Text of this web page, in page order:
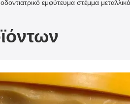
εμφύτευμα στέμμα